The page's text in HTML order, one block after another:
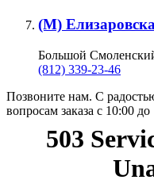
(М)
Большой
(812) 339-23-46
Позвоните нам. С
вопросам заказа с 10:00